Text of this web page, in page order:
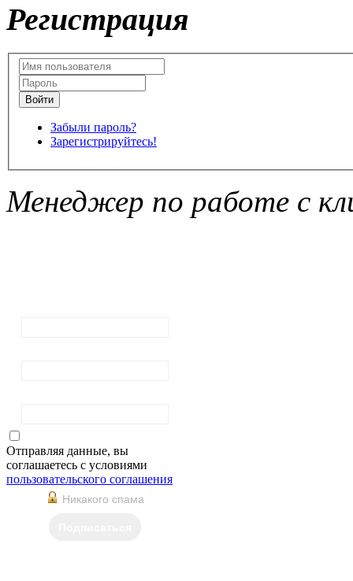
Регистрация
Забыли пароль?
Зарегистрируйтесь!
Менеджер по работе с
Отправляя данные, вы
соглашаетесь с условиями
пользовательского соглашения
Никакого спама